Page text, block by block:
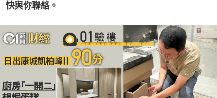
快與你聯絡。